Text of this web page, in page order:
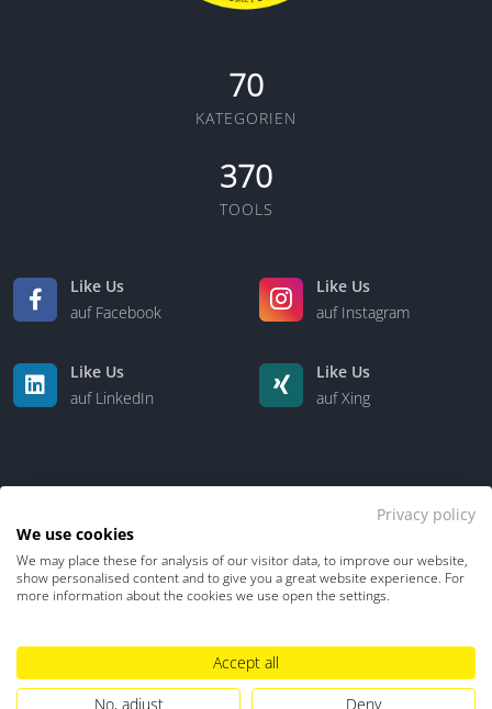
70
KATEGORIEN
370
TOOLS
Like Us
auf Facebook
Like Us
auf Instagram
Like Us
auf LinkedIn
Like Us
auf Xing
Kontakt Über uns
Impressum
Hinweisgebersystem
Umgang mit KI
Privacy policy
We use cookies
We may place these for analysis of our visitor data, to improve our website,
show personalised content and to give you a great website experience. For
more information about the cookies we use open the settings.
Accept all
No, adjust
Deny